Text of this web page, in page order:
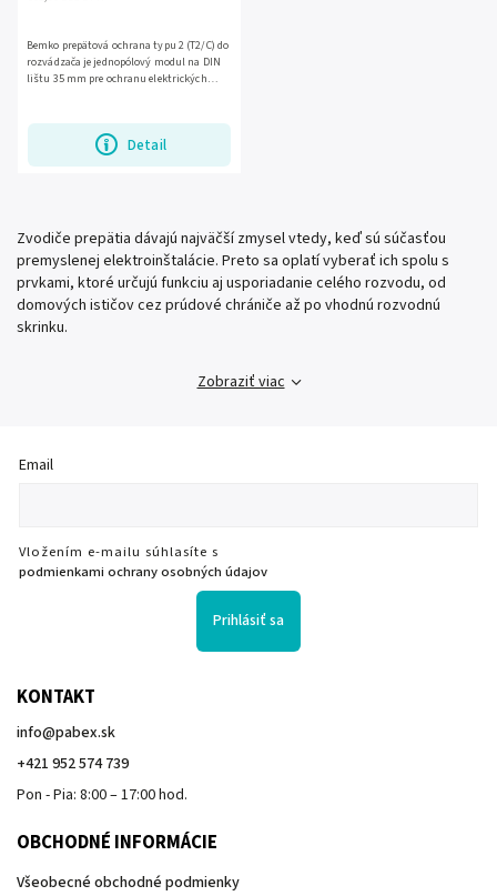
Detail
Bemko prepätová ochrana typu 2 (T2/C) do
rozvádzača je jednopólový modul na DIN
lištu 35 mm pre ochranu elektrických
Zvodiče prepätia dávajú najväčší zmysel vtedy, keď sú súčasťou
premyslenej elektroinštalácie. Preto sa oplatí vyberať ich spolu s
prvkami, ktoré určujú funkciu aj usporiadanie celého rozvodu, od
domových ističov cez prúdové chrániče až po vhodnú rozvodnú
skrinku.
Zobraziť viac
Email
Vložením e-mailu súhlasíte s
podmienkami ochrany osobných údajov
Prihlásiť sa
KONTAKT
info@pabex.sk
+421 952 574 739
Pon - Pia: 8:00 – 17:00 hod.
OBCHODNÉ INFORMÁCIE
Všeobecné obchodné podmienky